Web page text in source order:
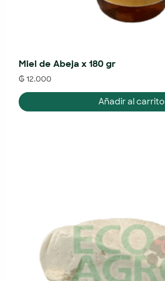
Miel de Abeja x 180 gr
₲12.000
Añadir al carrito